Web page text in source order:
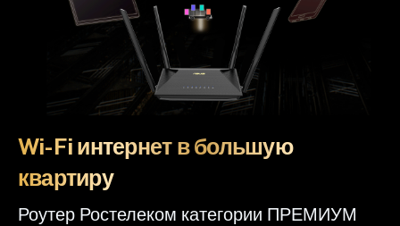
Wi-Fi интернет в большую
квартиру
Роутер Ростелеком категории ПРЕМИУМ